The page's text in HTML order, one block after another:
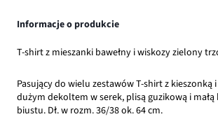
Informacje o produkcie
T-shirt z mieszanki bawełny i wiskozy zielony
Pasujący do wielu zestawów T-shirt z kieszonką
dużym dekoltem w serek, plisą guzikową i małą
biustu. Dł. w rozm. 36/38 ok. 64 cm.